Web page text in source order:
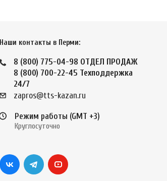
Наши контакты в Перми:
8 (800) 775-04-98 ОТДЕЛ ПРОДАЖ
8 (800) 700-22-45 Техподдержка
24/7
zapros@tts-kazan.ru
Режим работы (GMT +3)
Круглосуточно